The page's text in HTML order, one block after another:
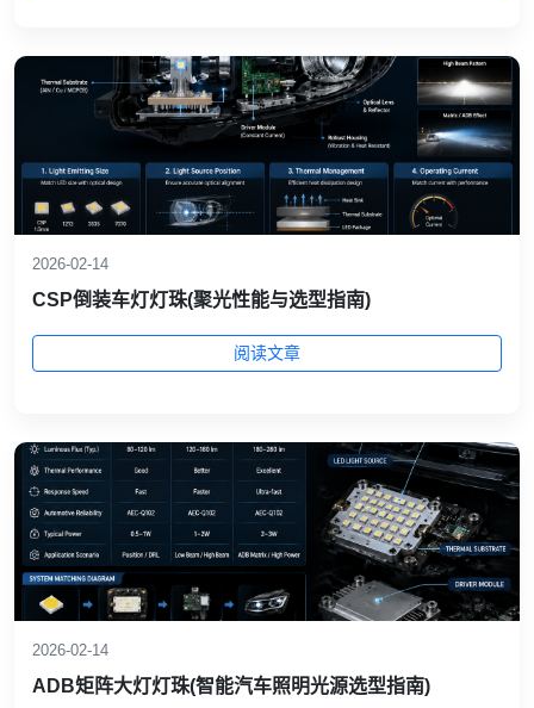
2026-02-14
CSP倒装车灯灯珠(聚光性能与选型指南)
阅读文章
2026-02-14
ADB矩阵大灯灯珠(智能汽车照明光源选型指南)